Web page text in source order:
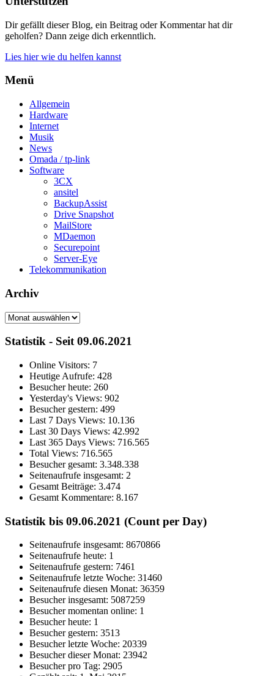
Dir gefällt dieser Blog, ein Beitrag oder Kommentar hat dir
geholfen? Dann zeige dich erkenntlich.
Lies hier wie du helfen kannst
Menü
Allgemein
Hardware
Internet
Musik
News
Omada / tp-link
Software
3CX
ansitel
BackupAssist
Drive Snapshot
MailStore
MDaemon
Securepoint
Server-Eye
Telekommunikation
Archiv
Archiv
Statistik - Seit 09.06.2021
Online Visitors: 7
Heutige Aufrufe: 428
Besucher heute: 260
Yesterday's Views: 902
Besucher gestern: 499
Last 7 Days Views: 10.136
Last 30 Days Views: 42.992
Last 365 Days Views: 716.565
Total Views: 716.565
Besucher gesamt: 3.348.338
Seitenaufrufe insgesamt: 2
Gesamt Beiträge: 3.474
Gesamt Kommentare: 8.167
Statistik bis 09.06.2021 (Count per Day)
Seitenaufrufe insgesamt: 8670866
Seitenaufrufe heute: 1
Seitenaufrufe gestern: 7461
Seitenaufrufe letzte Woche: 31460
Seitenaufrufe diesen Monat: 36359
Besucher insgesamt: 5087259
Besucher momentan online: 1
Besucher heute: 1
Besucher gestern: 3513
Besucher letzte Woche: 20339
Besucher dieser Monat: 23942
Besucher pro Tag: 2905